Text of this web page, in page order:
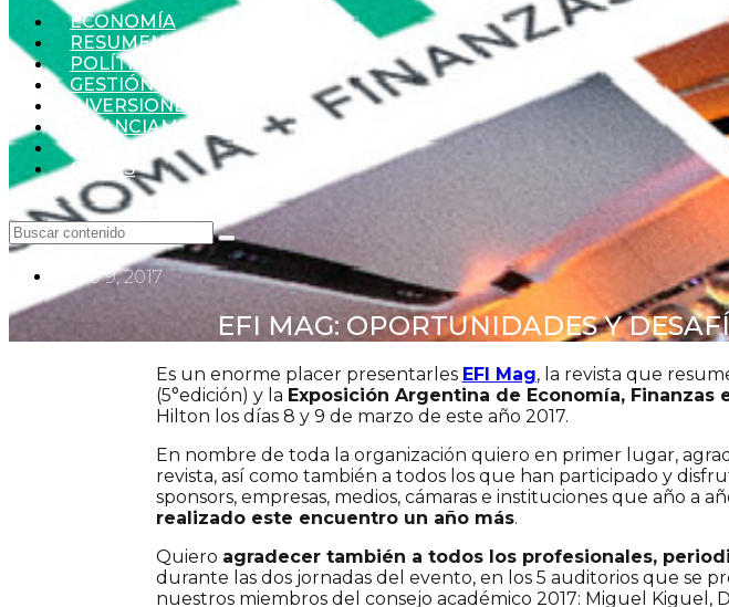
ECONOMÍA
RESUMEN SEMANAL
POLÍTICA
GESTIÓN Y NEGOCIOS
INVERSIONES
FINANCIAMIENTO
EXPO EFI
OTRAS
junio 9, 2017
EFI MAG: OPORTUNIDADES Y
Es un enorme placer presentarles EFI Mag, la revista que
(5°edición) y la Exposición Argentina de Economía, Finanzas
Hilton los días 8 y 9 de marzo de este año 2017.
En nombre de toda la organización quiero en primer lugar,
revista, así como también a todos los que han participado y
sponsors, empresas, medios, cámaras e instituciones que año a
realizado este encuentro un año más.
Quiero agradecer también a todos los profesionales,
durante las dos jornadas del evento, en los 5 auditorios que se
nuestros miembros del consejo académico 2017: Miguel